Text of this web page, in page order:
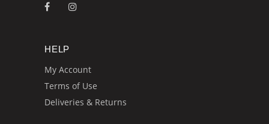
HELP
My Account
Terms of Use
Deliveries & Returns